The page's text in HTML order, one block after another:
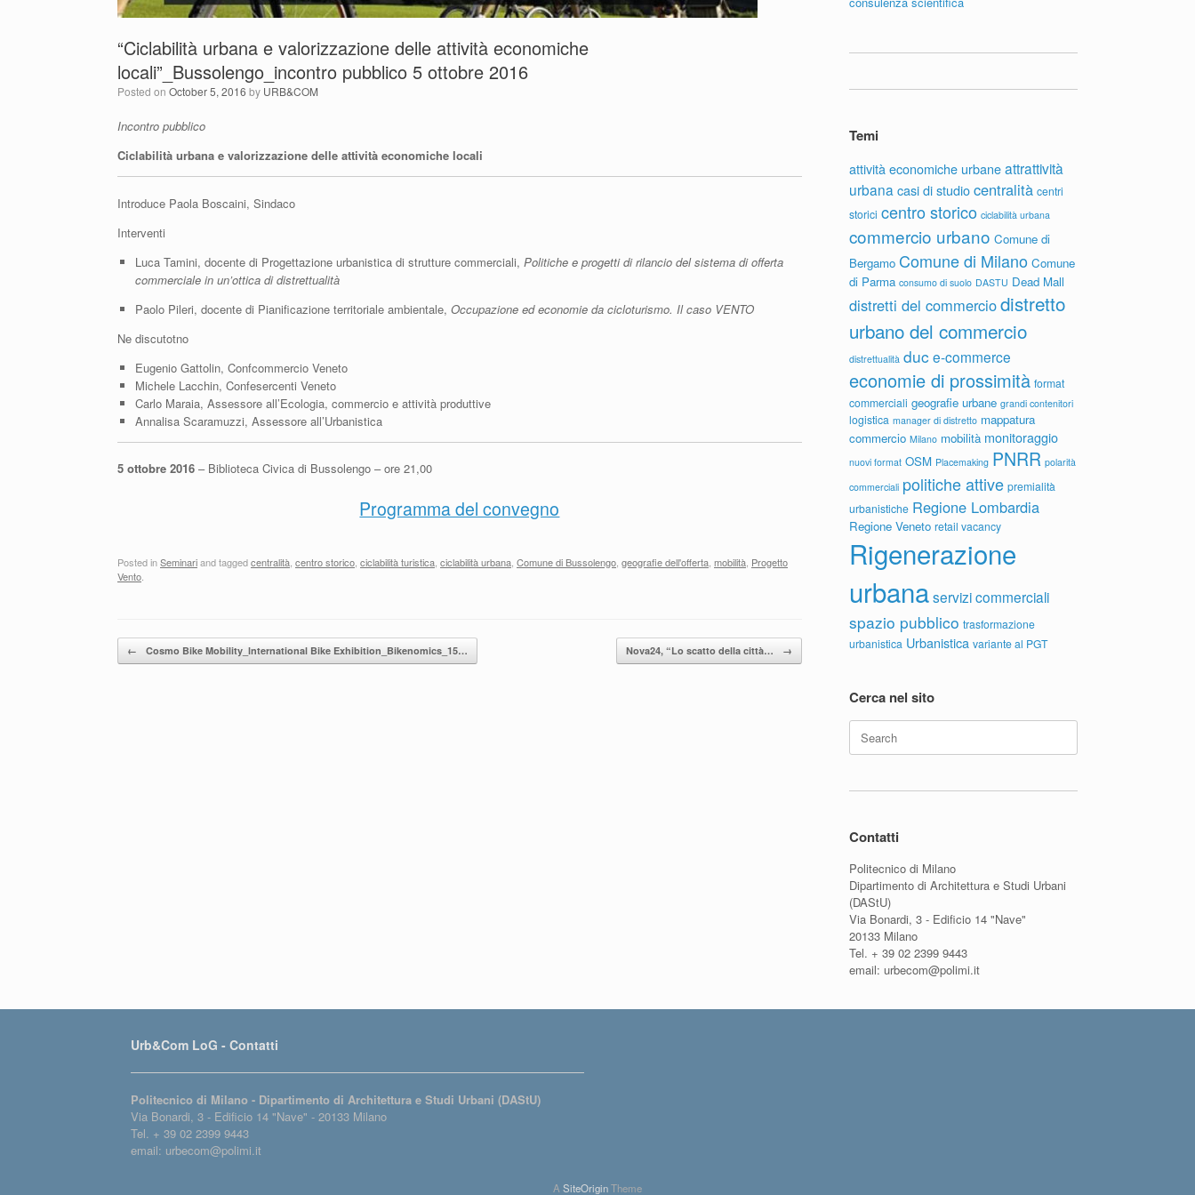
“Ciclabilità urbana e valorizzazione delle attività economiche
locali”_Bussolengo_incontro pubblico 5 ottobre 2016
Posted on October 5, 2016 by URB&COM
Incontro pubblico
Ciclabilità urbana e valorizzazione delle attività economiche locali
Introduce Paola Boscaini, Sindaco
Interventi
Luca Tamini, docente di Progettazione urbanistica di strutture commerciali, Politiche e progetti di rilancio del sistema di offerta
commerciale in un’ottica di distrettualità
Paolo Pileri, docente di Pianificazione territoriale ambientale, Occupazione ed economie da cicloturismo. Il caso VENTO
Ne discutotno
Eugenio Gattolin, Confcommercio Veneto
Michele Lacchin, Confesercenti Veneto
Carlo Maraia, Assessore all’Ecologia, commercio e attività produttive
Annalisa Scaramuzzi, Assessore all’Urbanistica
5 ottobre 2016 – Biblioteca Civica di Bussolengo – ore 21,00
Programma del convegno
Posted inSeminariand taggedcentralità centro storico ciclabilità turistica ciclabilità urbana Comune di Bussolengo geografie dell'offerta mobilità Progetto
Vento
Post navigation
← Cosmo Bike Mobility_lnternational Bike Exhibition_Bikenomics_15… Nova24, “Lo scatto della città… →
Temi
attività economiche urbane attrattività
urbana casi di studio centralità centri
storici centro storico ciclabilità urbana
commercio urbano Comune di
Bergamo Comune di Milano Comune
di Parma consumo di suolo DASTU Dead Mall
distretti del commerciodistretto
urbano del commercio
distrettualità duc e-commerce
economie di prossimità format
commerciali geografie urbane grandi contenitori
logistica manager di distretto mappatura
commercio Milano mobilità monitoraggio
nuovi format OSM Placemaking PNRR polarità
commerciali politiche attive premialità
urbanistiche Regione Lombardia
Regione Veneto retail vacancy
Rigenerazione
urbanaservizi commerciali
spazio pubblico trasformazione
urbanistica Urbanistica variante al PGT
Cerca nel sito
Search
for:
Contatti
Politecnico di Milano
Dipartimento di Architettura e Studi Urbani
(DAStU)
Via Bonardi, 3 - Edificio 14 "Nave"
20133 Milano
Tel. + 39 02 2399 9443
email: urbecom@polimi.it
Urb&Com LoG - Contatti
Politecnico di Milano - Dipartimento di Architettura e Studi Urbani (DAStU)
Via Bonardi, 3 - Edificio 14 "Nave" - 20133 Milano
Tel. + 39 02 2399 9443
email: urbecom@polimi.it
A SiteOriginTheme